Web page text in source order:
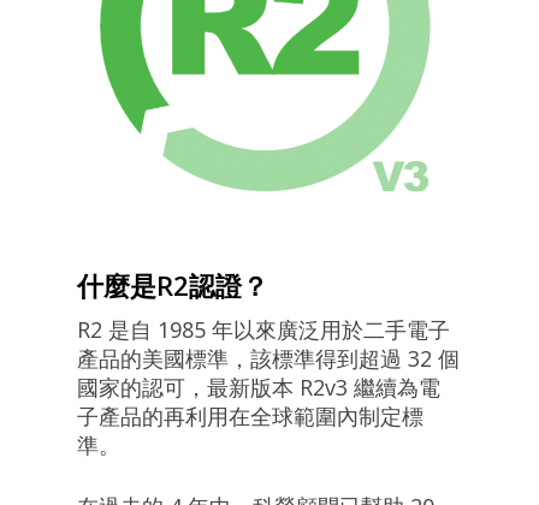
什麼是R2認證？
R2 是自 1985 年以來廣泛用於二手電子
產品的美國標準，該標準得到超過 32 個
國家的認可，最新版本 R2v3 繼續為電
子產品的再利用在全球範圍內制定標
準。